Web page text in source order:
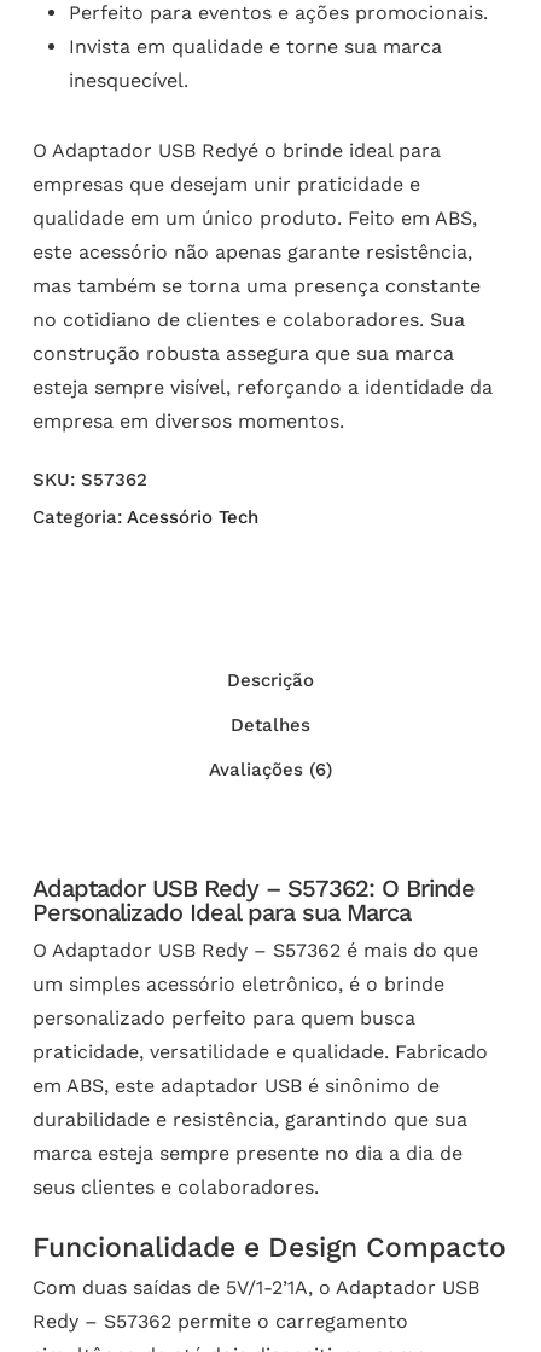
Perfeito para eventos e ações promocionais.
Invista em qualidade e torne sua marca
inesquecível.
O Adaptador USB Redyé o brinde ideal para
empresas que desejam unir praticidade e
qualidade em um único produto. Feito em ABS,
este acessório não apenas garante resistência,
mas também se torna uma presença constante
no cotidiano de clientes e colaboradores. Sua
construção robusta assegura que sua marca
esteja sempre visível, reforçando a identidade da
empresa em diversos momentos.
SKU: S57362
Categoria: Acessório Tech
Descrição
Detalhes
Avaliações (6)
Adaptador USB Redy – S57362: O Brinde
Personalizado Ideal para sua Marca
O Adaptador USB Redy – S57362 é mais do que
um simples acessório eletrônico, é o brinde
personalizado perfeito para quem busca
praticidade, versatilidade e qualidade. Fabricado
em ABS, este adaptador USB é sinônimo de
durabilidade e resistência, garantindo que sua
marca esteja sempre presente no dia a dia de
seus clientes e colaboradores.
Funcionalidade e Design Compacto
Com duas saídas de 5V/1-2’1A, o Adaptador USB
Redy – S57362 permite o carregamento